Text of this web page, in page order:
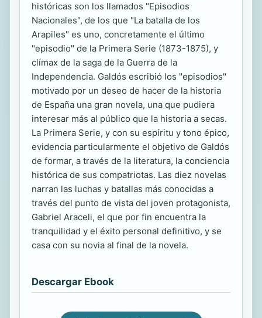
históricas son los llamados "Episodios
Nacionales", de los que "La batalla de los
Arapiles" es uno, concretamente el último
"episodio" de la Primera Serie (1873-1875), y
clímax de la saga de la Guerra de la
Independencia. Galdós escribió los "episodios"
motivado por un deseo de hacer de la historia
de España una gran novela, una que pudiera
interesar más al público que la historia a secas.
La Primera Serie, y con su espíritu y tono épico,
evidencia particularmente el objetivo de Galdós
de formar, a través de la literatura, la conciencia
histórica de sus compatriotas. Las diez novelas
narran las luchas y batallas más conocidas a
través del punto de vista del joven protagonista,
Gabriel Araceli, el que por fin encuentra la
tranquilidad y el éxito personal definitivo, y se
casa con su novia al final de la novela.
Descargar Ebook